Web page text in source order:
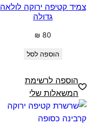
צמיד קטיפה ירוקה לולאה
גדולה
₪ 80
הוספה לסל
הוספה לרשימת
המשאלות שלי